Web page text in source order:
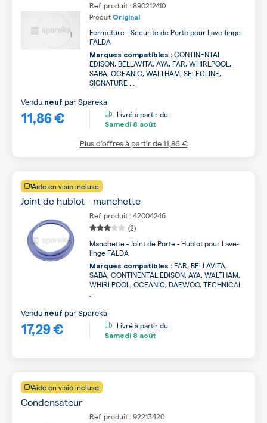
Ref. produit : 890212410
Produit Original
Fermeture - Securite de Porte pour Lave-linge
FALDA
Marques compatibles : CONTINENTAL
EDISON, BELLAVITA, AYA, FAR, WHIRLPOOL,
SABA, OCEANIC, WALTHAM, SELECLINE,
SIGNATURE ...
11,86 €
Vendu neuf parSpareka
Livré à partir du
Samedi 8 août
Plus d’offres à partir de11,86 €
Aide en visio incluse
Joint de hublot - manchette
Ref. produit : 42004246
(2)
Manchette - Joint de Porte - Hublot pour Lave-
linge FALDA
Marques compatibles : FAR, BELLAVITA,
SABA, CONTINENTAL EDISON, AYA, WALTHAM,
WHIRLPOOL, OCEANIC, DAEWOO, TECHNICAL
17,29 €
Vendu neuf parSpareka
Livré à partir du
Samedi 8 août
Aide en visio incluse
Condensateur
Ref. produit : 92213420